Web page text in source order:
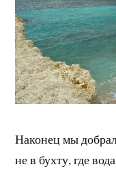
Наконец мы
не в бухту, где